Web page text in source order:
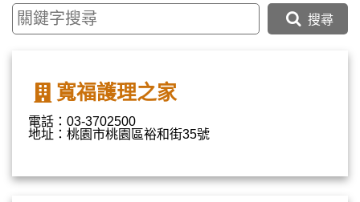
搜尋
寬福護理之家
電話：03-3702500
地址：桃園市桃園區裕和街35號